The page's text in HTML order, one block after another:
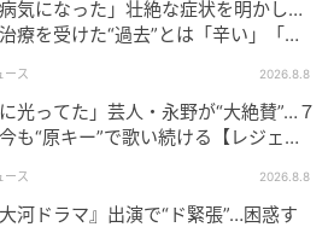
気になった」壮絶な症状を明かし…
療を受けた“過去”とは「辛い」「苦
ース 2026.8.8
に光ってた」芸人・永野が“大絶賛”…７
も“原キー”で歌い続ける【レジェン
ース 2026.8.8
河ドラマ』出演で“ド緊張”…困惑す